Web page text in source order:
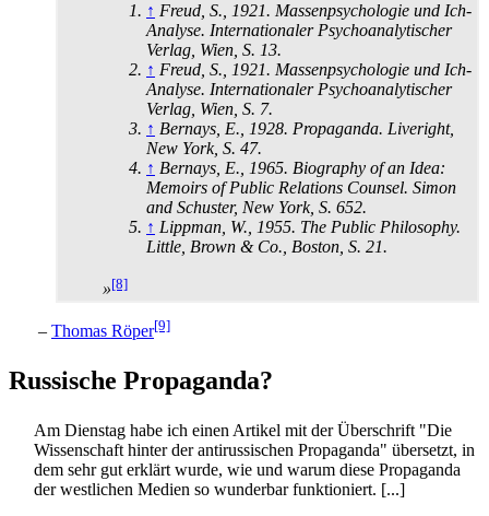
↑ Freud, S., 1921. Massenpsychologie und Ich-
Analyse. Internationaler Psychoanalytischer
Verlag, Wien, S. 13.
↑ Freud, S., 1921. Massenpsychologie und Ich-
Analyse. Internationaler Psychoanalytischer
Verlag, Wien, S. 7.
↑ Bernays, E., 1928. Propaganda. Liveright,
New York, S. 47.
↑ Bernays, E., 1965. Biography of an Idea:
Memoirs of Public Relations Counsel. Simon
and Schuster, New York, S. 652.
↑ Lippman, W., 1955. The Public Philosophy.
Little, Brown & Co., Boston, S. 21.
»[8]
– Thomas Röper[9]
Russische Propaganda?
Am Dienstag habe ich einen Artikel mit der Überschrift "Die
Wissenschaft hinter der antirussischen Propaganda" übersetzt, in
dem sehr gut erklärt wurde, wie und warum diese Propaganda
der westlichen Medien so wunderbar funktioniert. [...]